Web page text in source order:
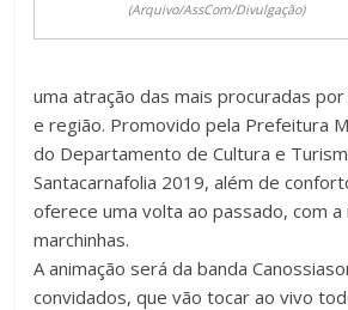
(Arquivo/AssCom/Divulgação)
uma atração das mais procuradas
e região. Promovido pela Prefeitura
do Departamento de Cultura e
Santacarnafolia 2019, além de
oferece uma volta ao passado, com a
marchinhas.
A animação será da banda
convidados, que vão tocar ao vivo